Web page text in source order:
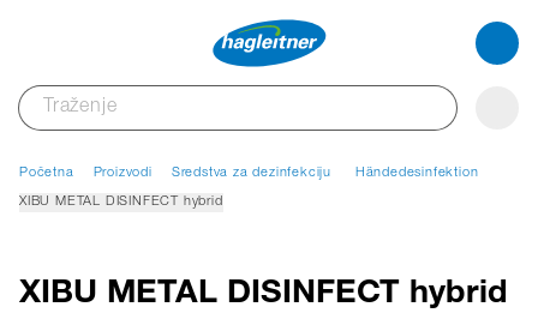
Početna Proizvodi Sredstva za dezinfekciju Händedesinfektion
XIBU METAL DISINFECT hybrid
XIBU METAL DISINFECT hybrid